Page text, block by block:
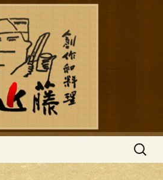
食「近藤」のブロ
「近藤」のブログ
検